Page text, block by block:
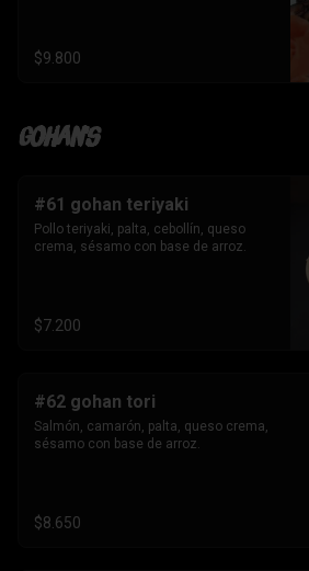
$9.800
Gohan's
#61 gohan teriyaki
Pollo teriyaki, palta, cebollín, queso
crema, sésamo con base de arroz.
$7.200
#62 gohan tori
Salmón, camarón, palta, queso crema,
sésamo con base de arroz.
$8.650